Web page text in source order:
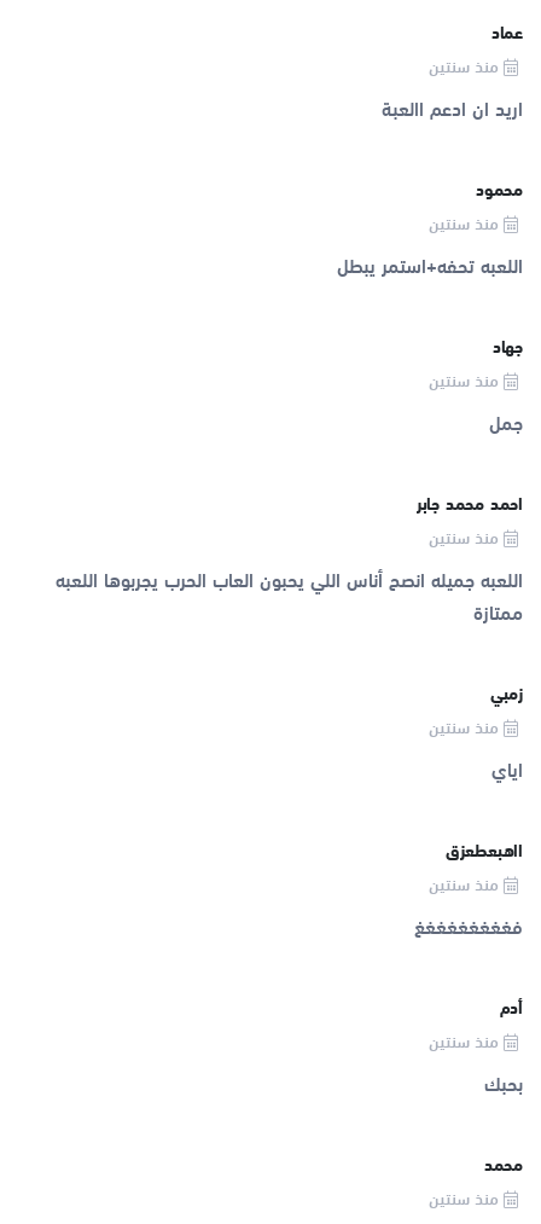
عماد
منذ سنتين
اريد ان ادعم االعبة
محمود
منذ سنتين
اللعبه تحفه+استمر يبطل
جهاد
منذ سنتين
جمل
احمد محمد جابر
منذ سنتين
اللعبه جميله انصح أناس اللي يحبون العاب الحرب يجربوها اللعبه
ممتازة
زمبي
منذ سنتين
اياي
ااهبعطعزق
منذ سنتين
فغغغغغغغغغ
أدم
منذ سنتين
بحبك
محمد
منذ سنتين